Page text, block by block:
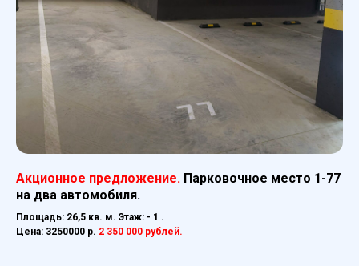
Акционное предложение. Парковочное место 1-77
на два автомобиля.
Площадь: 26,5 кв. м. Этаж: - 1 .
Цена: 3250000 р. 2 350 000 рублей.